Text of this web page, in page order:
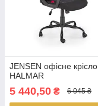
JENSEN офісне крісло
HALMAR
5 440,50 ₴ 6 045 ₴